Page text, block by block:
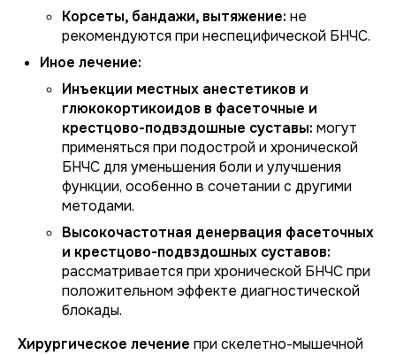
Корсеты, бандажи, вытяжение: не
рекомендуются при неспецифической БНЧС.
Иное лечение:
Инъекции местных анестетиков и
глюкокортикоидов в фасеточные и
крестцово-подвздошные суставы: могут
применяться при подострой и хронической
БНЧС для уменьшения боли и улучшения
функции, особенно в сочетании с другими
методами.
Высокочастотная денервация фасеточных
и крестцово-подвздошных суставов:
рассматривается при хронической БНЧС при
положительном эффекте диагностической
блокады.
Хирургическое лечение при скелетно-мышечной